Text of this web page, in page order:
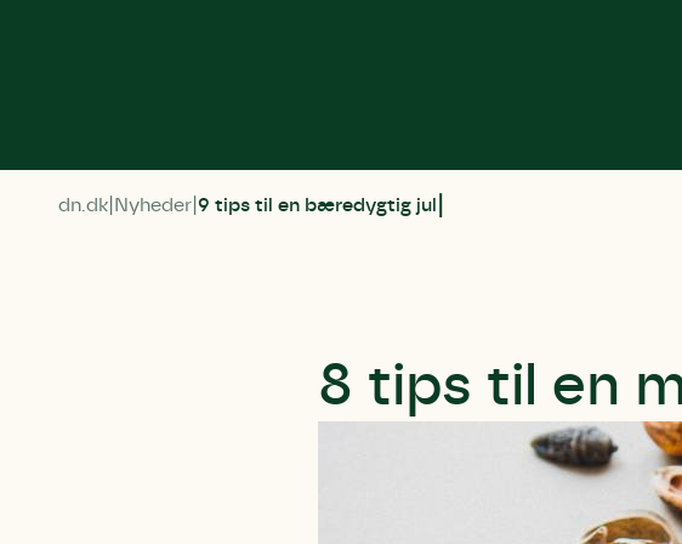
dn.dk Nyheder 9 tips til en bæredygtig jul
8 tips til en